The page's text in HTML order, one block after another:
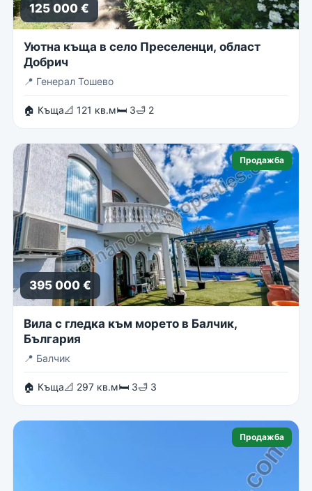
125 000 €
Уютна къща в село Преселенци, област
Добрич
📍 Генерал Тошево
🏠 Къща📐 121 кв.м🛏 3🛁 2
Продажба
395 000 €
Вила с гледка към морето в Балчик,
България
📍 Балчик
🏠 Къща📐 297 кв.м🛏 3🛁 3
Продажба